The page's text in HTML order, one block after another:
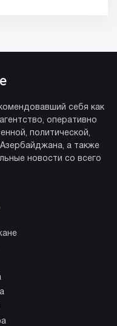
себя как
оперативно
политической,
а также
новости со всего